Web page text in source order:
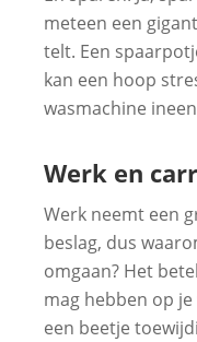
meteen een
telt. Een
kan een hoop
wasmachine
Werk en
Werk neemt een
beslag, dus
omgaan? Het
mag hebben op
een beetje